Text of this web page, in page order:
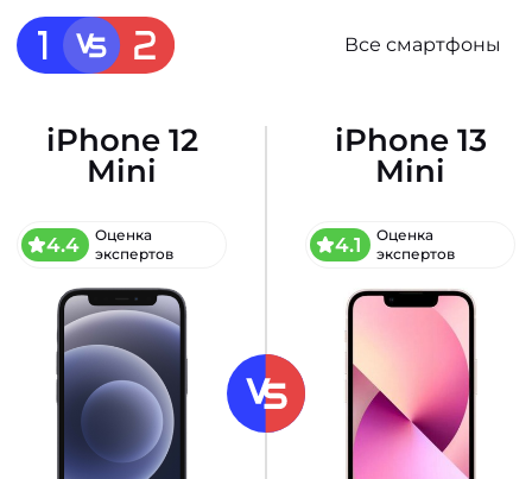
Все смартфоны
iPhone 12
Mini
4.4
Оценка
экспертов
iPhone 13
Mini
4.1
Оценка
экспертов